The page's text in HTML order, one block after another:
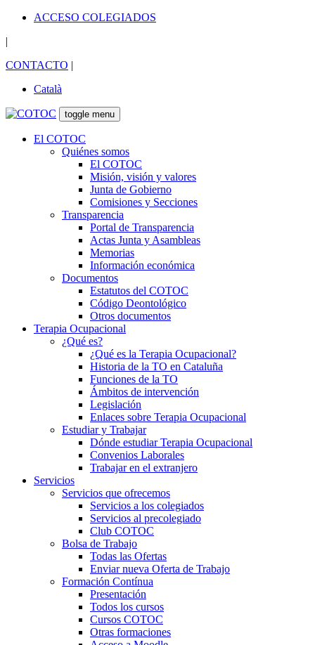
ACCESO COLEGIADOS
|
CONTACTO |
Català
toggle menu
El COTOC
Quiénes somos
El COTOC
Misión, visión y valores
Junta de Gobierno
Comisiones y Secciones
Transparencia
Portal de Transparencia
Actas Junta y Asambleas
Memorias
Información económica
Documentos
Estatutos del COTOC
Código Deontológico
Otros documentos
Terapia Ocupacional
¿Qué es?
¿Qué es la Terapia Ocupacional?
Historia de la TO en Cataluña
Funciones de la TO
Ámbitos de intervención
Legislación
Enlaces sobre Terapia Ocupacional
Estudiar y Trabajar
Dónde estudiar Terapia Ocupacional
Convenios Laborales
Trabajar en el extranjero
Servicios
Servicios que ofrecemos
Servicios a los colegiados
Servicios al precolegiado
Club COTOC
Bolsa de Trabajo
Todas las Ofertas
Enviar nueva Oferta de Trabajo
Formación Contínua
Presentación
Todos los cursos
Cursos COTOC
Otras formaciones